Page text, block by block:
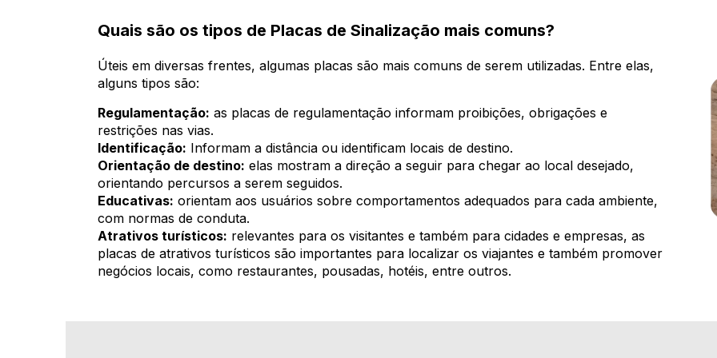
Quais são os tipos de Placas de Sinalização mais comuns?
Úteis em diversas frentes, algumas placas são mais comuns de serem utilizadas. Entre elas,
alguns tipos são:
Regulamentação: as placas de regulamentação informam proibições, obrigações e
restrições nas vias.
Identificação: Informam a distância ou identificam locais de destino.
Orientação de destino: elas mostram a direção a seguir para chegar ao local desejado,
orientando percursos a serem seguidos.
Educativas: orientam aos usuários sobre comportamentos adequados para cada ambiente,
com normas de conduta.
Atrativos turísticos: relevantes para os visitantes e também para cidades e empresas, as
placas de atrativos turísticos são importantes para localizar os viajantes e também promover
negócios locais, como restaurantes, pousadas, hotéis, entre outros.